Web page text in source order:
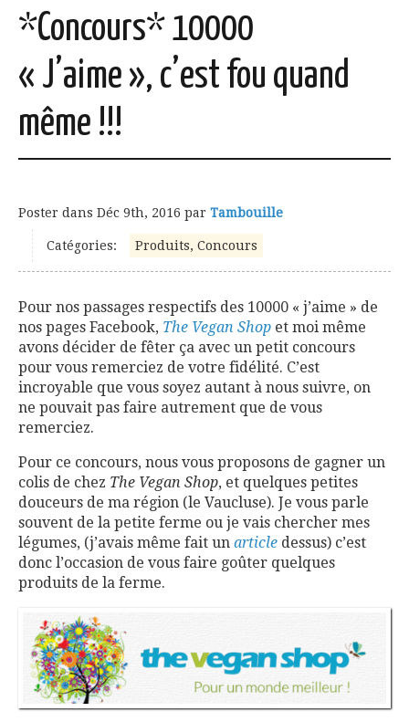
*Concours* 10000
« J’aime », c’est fou quand
même !!!
Poster dans Déc 9th, 2016 par Tambouille
Catégories: Produits, Concours
Pour nos passages respectifs des 10000 « j’aime » de
nos pages Facebook, The Vegan Shop et moi même
avons décider de fêter ça avec un petit concours
pour vous remerciez de votre fidélité. C’est
incroyable que vous soyez autant à nous suivre, on
ne pouvait pas faire autrement que de vous
remerciez.
Pour ce concours, nous vous proposons de gagner un
colis de chez The Vegan Shop, et quelques petites
douceurs de ma région (le Vaucluse). Je vous parle
souvent de la petite ferme ou je vais chercher mes
légumes, (j’avais même fait un article dessus) c’est
donc l’occasion de vous faire goûter quelques
produits de la ferme.